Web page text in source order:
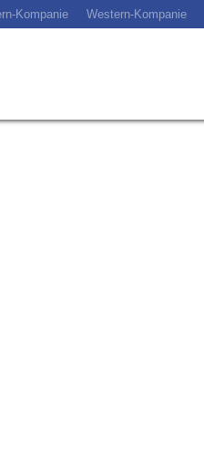
Kompanie Western-Kompanie